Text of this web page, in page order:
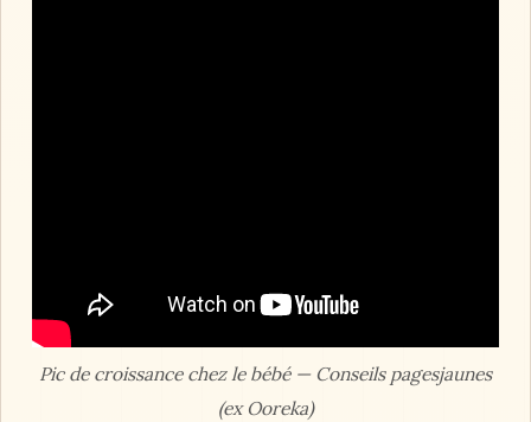
Pic de croissance chez le bébé — Conseils pagesjaunes
(ex Ooreka)